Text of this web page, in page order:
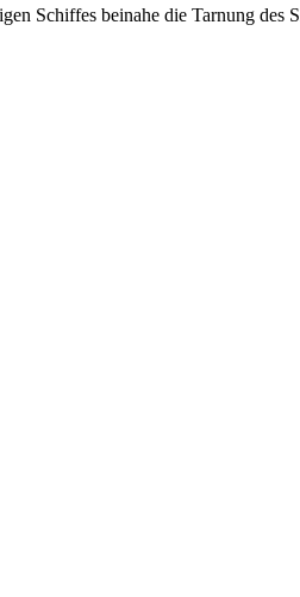
Schiffes beinahe die Tarnung